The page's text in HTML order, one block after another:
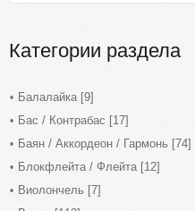
Категории раздела
Балалайка [9]
Бас / Контрабас [17]
Баян / Аккордеон / Гармонь [74]
Блокфлейта / Флейта [12]
Виолончель [7]